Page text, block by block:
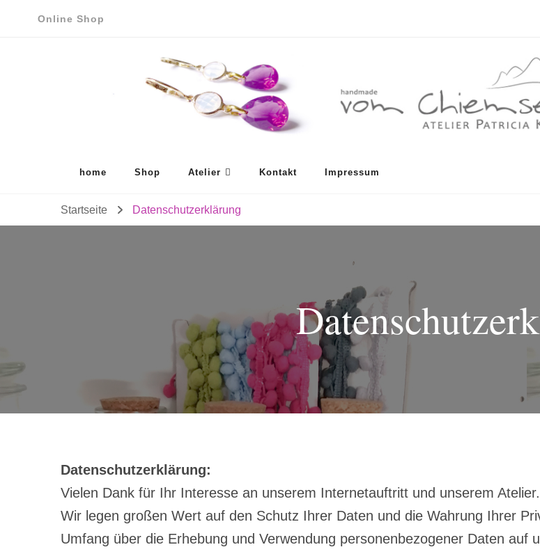
Online Shop
home Shop Atelier Kontakt Impressum
Startseite Datenschutzerklärung
Datenschutzerklärung:
Vielen Dank für Ihr Interesse an unserem Internetauftritt und unserem Atelier.
Wir legen großen Wert auf den Schutz Ihrer Daten und die Wahrung Ihrer
Umfang über die Erhebung und Verwendung personenbezogener Daten auf